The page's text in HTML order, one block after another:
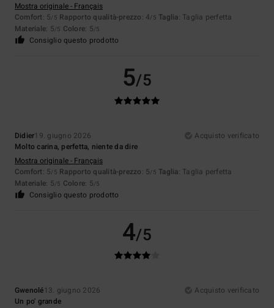
Mostra originale - Français
Comfort: 5/5 Rapporto qualità-prezzo: 4/5 Taglia: Taglia perfetta
Materiale: 5/5 Colore: 5/5
Consiglio questo prodotto
5/5
Didier19. giugno 2026
Acquisto verificato
Molto carina, perfetta, niente da dire
Mostra originale - Français
Comfort: 5/5 Rapporto qualità-prezzo: 5/5 Taglia: Taglia perfetta
Materiale: 5/5 Colore: 5/5
Consiglio questo prodotto
4/5
Gwenolé13. giugno 2026
Acquisto verificato
Un po' grande